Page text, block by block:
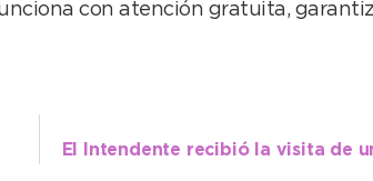
con atención gratuita,